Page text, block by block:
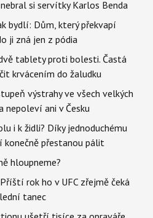
si servítky Karlos Benda
bydlí: Dům, který překvapí
ji zná jen z pódia
tablety proti bolesti. Častá
krvácením do žaludku
výstrahy ve všech velkých
nepoleví ani v Česku
i k židli? Díky jednoduchému
přestanou pálit
hloupneme?
rok ho v UFC zřejmě čeká
tanec